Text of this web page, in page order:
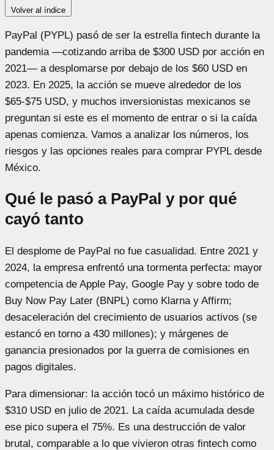
Volver al índice
PayPal (PYPL) pasó de ser la estrella fintech durante la
pandemia —cotizando arriba de $300 USD por acción en
2021— a desplomarse por debajo de los $60 USD en
2023. En 2025, la acción se mueve alrededor de los
$65-$75 USD, y muchos inversionistas mexicanos se
preguntan si este es el momento de entrar o si la caída
apenas comienza. Vamos a analizar los números, los
riesgos y las opciones reales para comprar PYPL desde
México.
Qué le pasó a PayPal y por qué
cayó tanto
El desplome de PayPal no fue casualidad. Entre 2021 y
2024, la empresa enfrentó una tormenta perfecta: mayor
competencia de Apple Pay, Google Pay y sobre todo de
Buy Now Pay Later (BNPL) como Klarna y Affirm;
desaceleración del crecimiento de usuarios activos (se
estancó en torno a 430 millones); y márgenes de
ganancia presionados por la guerra de comisiones en
pagos digitales.
Para dimensionar: la acción tocó un máximo histórico de
$310 USD en julio de 2021. La caída acumulada desde
ese pico supera el 75%. Es una destrucción de valor
brutal, comparable a lo que vivieron otras fintech como